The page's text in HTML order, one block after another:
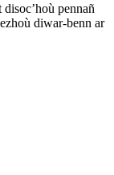
pennañ
diwar-benn ar